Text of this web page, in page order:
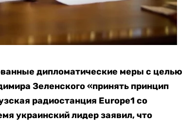
дипломатические меры с целью
Зеленского «принять принцип
радиостанция Europe1 со
украинский лидер заявил, что